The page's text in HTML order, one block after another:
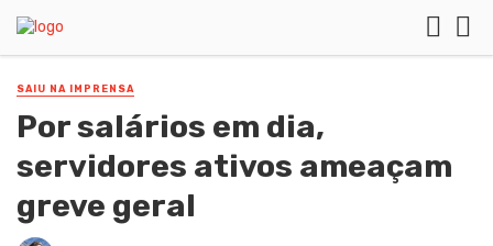
SAIU NA IMPRENSA
Por salários em dia,
servidores ativos ameaçam
greve geral